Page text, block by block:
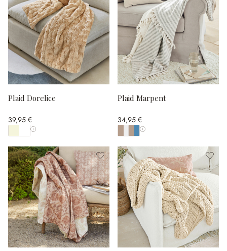
Plaid Dorelice
39,95 €
Afficher toutes les couleurs
Plaid Marpent
34,95 €
Afficher toutes les couleurs